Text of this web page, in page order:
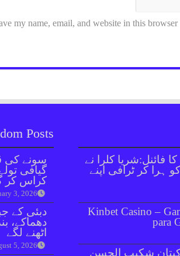
my name, email, and website in this
Posts
سونے کی
کراس کر
3, 2026
دھماکے،
اٹھنے لگے
5, 2026
اپ سیزن 2‘ کا فائنل:شریا کلرا نے
کر ٹرافی اپنے
Kinbet Casino –
para
شکیب الحسن